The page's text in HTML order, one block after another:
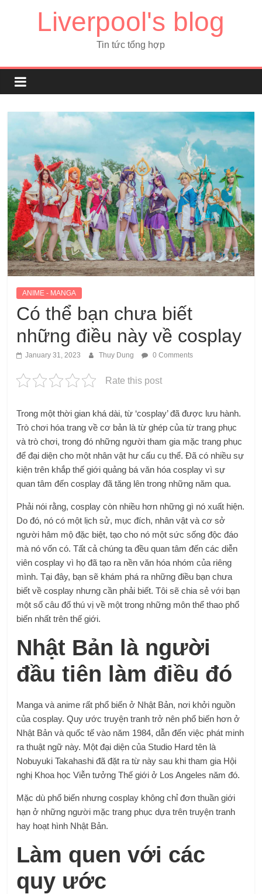
Liverpool's blog
Tin tức tổng hợp
ANIME - MANGA
Có thể bạn chưa biết
những điều này về cosplay
January 31, 2023 Thuy Dung 0 Comments
Rate this post
Trong một thời gian khá dài, từ ‘cosplay’ đã được lưu hành.
Trò chơi hóa trang về cơ bản là từ ghép của từ trang phục
và trò chơi, trong đó những người tham gia mặc trang phục
để đại diện cho một nhân vật hư cấu cụ thể. Đã có nhiều sự
kiện trên khắp thế giới quảng bá văn hóa cosplay vì sự
quan tâm đến cosplay đã tăng lên trong những năm qua.
Phải nói rằng, cosplay còn nhiều hơn những gì nó xuất hiện.
Do đó, nó có một lịch sử, mục đích, nhân vật và cơ sở
người hâm mộ đặc biệt, tạo cho nó một sức sống độc đáo
mà nó vốn có. Tất cả chúng ta đều quan tâm đến các diễn
viên cosplay vì họ đã tạo ra nền văn hóa nhóm của riêng
mình. Tại đây, bạn sẽ khám phá ra những điều bạn chưa
biết về cosplay nhưng cần phải biết. Tôi sẽ chia sẻ với bạn
một số câu đố thú vị về một trong những môn thể thao phổ
biến nhất trên thế giới.
Nhật Bản là người
đầu tiên làm điều đó
Manga và anime rất phổ biến ở Nhật Bản, nơi khởi nguồn
của cosplay. Quy ước truyện tranh trở nên phổ biến hơn ở
Nhật Bản và quốc tế vào năm 1984, dẫn đến việc phát minh
ra thuật ngữ này. Một đại diện của Studio Hard tên là
Nobuyuki Takahashi đã đặt ra từ này sau khi tham gia Hội
nghị Khoa học Viễn tưởng Thế giới ở Los Angeles năm đó.
Mặc dù phổ biến nhưng cosplay không chỉ đơn thuần giới
hạn ở những người mặc trang phục dựa trên truyện tranh
hay hoạt hình Nhật Bản.
Làm quen với các
quy ước